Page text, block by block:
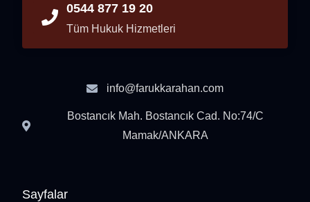
Sayfalar
0544 877 19 20
Tüm Hukuk Hizmetleri
info@farukkarahan.com
Bostancık Mah. Bostancık Cad. No:74/C
Mamak/ANKARA